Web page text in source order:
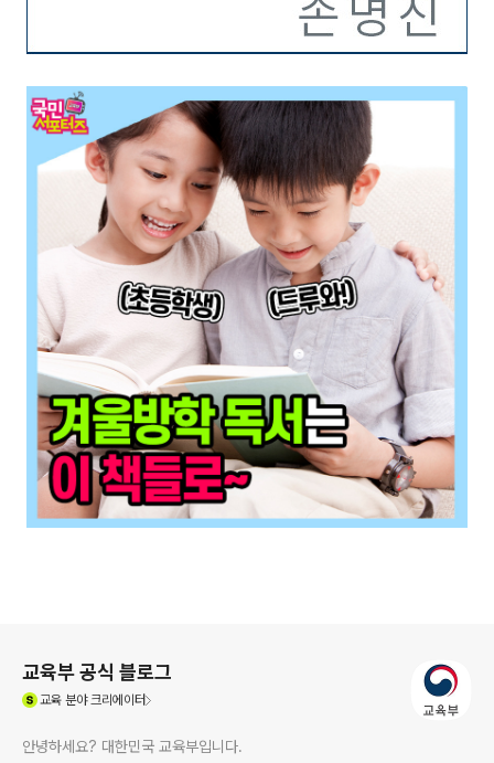
교육부 공식 블로그
교육분야 크리에이터
안녕하세요? 대한민국 교육부입니다.